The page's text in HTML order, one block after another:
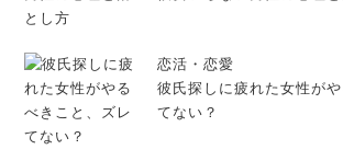
恋活・恋愛
彼氏探しに疲れた女性が
てない？